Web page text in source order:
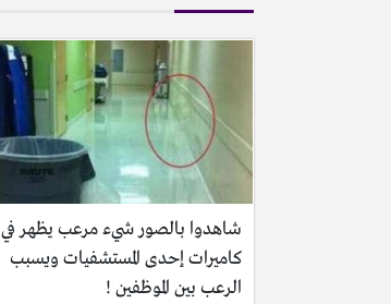
شاهدوا بالصور شيء مرعب يظهر في
كاميرات إحدى المستشفيات ويسبب
الرعب بين الموظفين !